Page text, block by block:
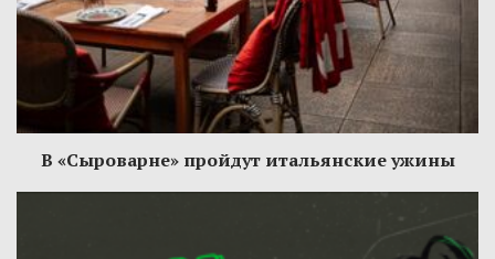
В «Сыроварне» пройдут итальянские ужины